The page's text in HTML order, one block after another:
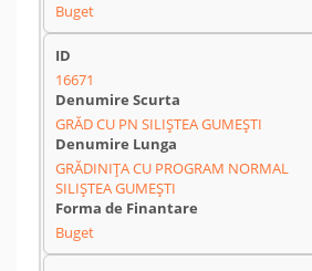
Buget
16671
GRĂD CU PN SILIȘTEA GUMEȘTI
GRĂDINIȚA CU PROGRAM NORMAL
SILIȘTEA GUMEȘTI
Buget